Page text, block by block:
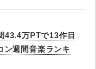
43.4万PTで13作目
週間音楽ランキ